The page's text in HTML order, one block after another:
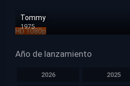
Tommy
1975
HD 1080p
Año de lanzamiento
2026 2025